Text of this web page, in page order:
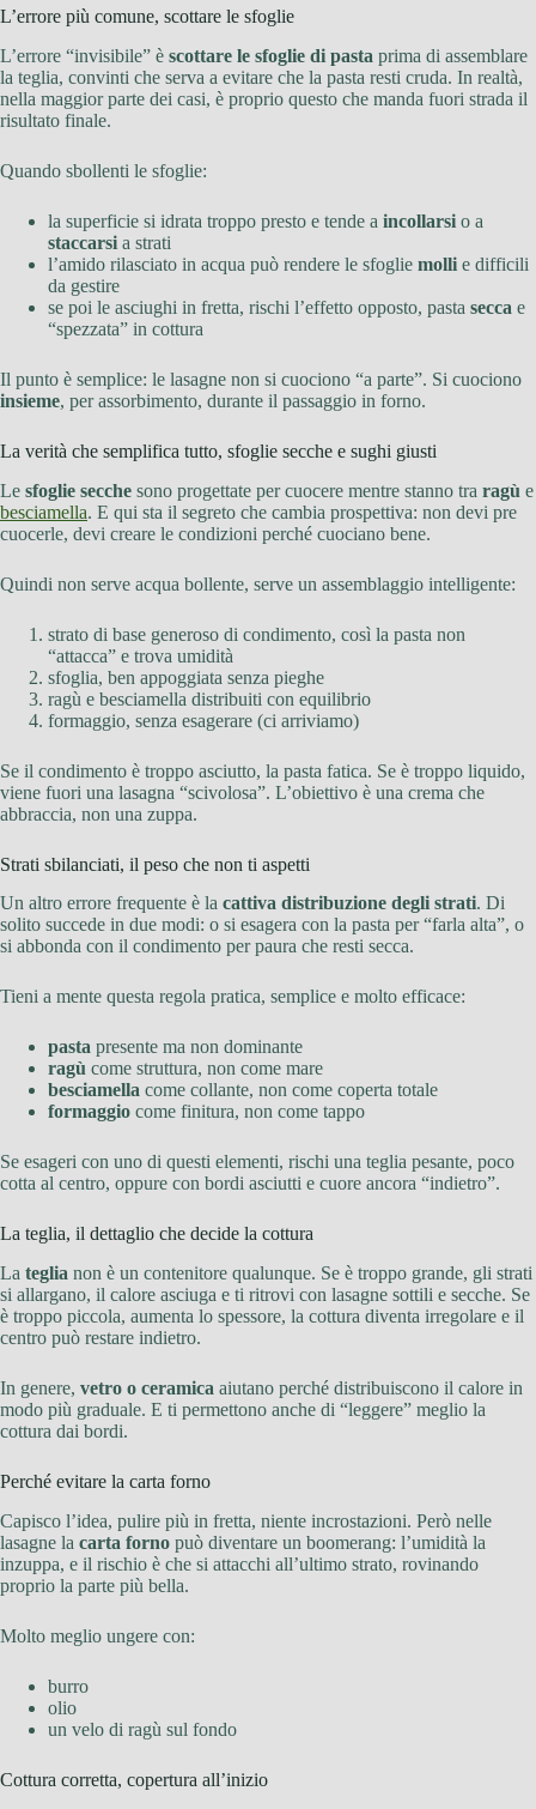
L’errore più comune, scottare le sfoglie
L’errore “invisibile” è scottare le sfoglie di pasta prima di assemblare
la teglia, convinti che serva a evitare che la pasta resti cruda. In realtà,
nella maggior parte dei casi, è proprio questo che manda fuori strada il
risultato finale.
Quando sbollenti le sfoglie:
la superficie si idrata troppo presto e tende a incollarsi o a
staccarsi a strati
l’amido rilasciato in acqua può rendere le sfoglie molli e difficili
da gestire
se poi le asciughi in fretta, rischi l’effetto opposto, pasta secca e
“spezzata” in cottura
Il punto è semplice: le lasagne non si cuociono “a parte”. Si cuociono
insieme, per assorbimento, durante il passaggio in forno.
La verità che semplifica tutto, sfoglie secche e sughi giusti
Le sfoglie secche sono progettate per cuocere mentre stanno tra ragù e
besciamella. E qui sta il segreto che cambia prospettiva: non devi pre
cuocerle, devi creare le condizioni perché cuociano bene.
Quindi non serve acqua bollente, serve un assemblaggio intelligente:
strato di base generoso di condimento, così la pasta non
“attacca” e trova umidità
sfoglia, ben appoggiata senza pieghe
ragù e besciamella distribuiti con equilibrio
formaggio, senza esagerare (ci arriviamo)
Se il condimento è troppo asciutto, la pasta fatica. Se è troppo liquido,
viene fuori una lasagna “scivolosa”. L’obiettivo è una crema che
abbraccia, non una zuppa.
Strati sbilanciati, il peso che non ti aspetti
Un altro errore frequente è la cattiva distribuzione degli strati. Di
solito succede in due modi: o si esagera con la pasta per “farla alta”, o
si abbonda con il condimento per paura che resti secca.
Tieni a mente questa regola pratica, semplice e molto efficace:
pasta presente ma non dominante
ragù come struttura, non come mare
besciamella come collante, non come coperta totale
formaggio come finitura, non come tappo
Se esageri con uno di questi elementi, rischi una teglia pesante, poco
cotta al centro, oppure con bordi asciutti e cuore ancora “indietro”.
La teglia, il dettaglio che decide la cottura
La teglia non è un contenitore qualunque. Se è troppo grande, gli strati
si allargano, il calore asciuga e ti ritrovi con lasagne sottili e secche. Se
è troppo piccola, aumenta lo spessore, la cottura diventa irregolare e il
centro può restare indietro.
In genere, vetro o ceramica aiutano perché distribuiscono il calore in
modo più graduale. E ti permettono anche di “leggere” meglio la
cottura dai bordi.
Perché evitare la carta forno
Capisco l’idea, pulire più in fretta, niente incrostazioni. Però nelle
lasagne la carta forno può diventare un boomerang: l’umidità la
inzuppa, e il rischio è che si attacchi all’ultimo strato, rovinando
proprio la parte più bella.
Molto meglio ungere con:
burro
olio
un velo di ragù sul fondo
Cottura corretta, copertura all’inizio